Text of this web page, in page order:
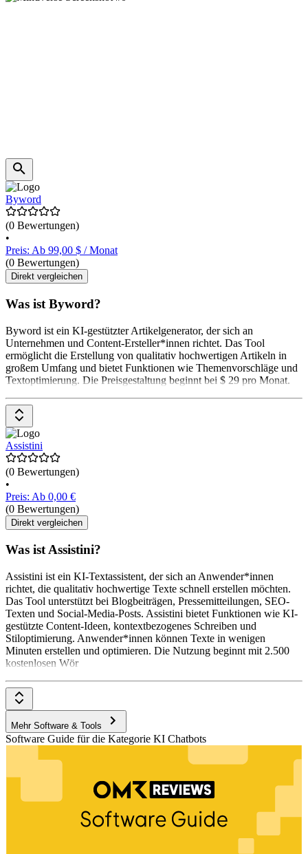
Byword
(0 Bewertungen)
•
Preis: Ab 99,00 $ / Monat
(0 Bewertungen)
Direkt vergleichen
Was ist Byword?
Byword ist ein KI-gestützter Artikelgenerator, der sich an
Unternehmen und Content-Ersteller*innen richtet. Das Tool
ermöglicht die Erstellung von qualitativ hochwertigen Artikeln in
großem Umfang und bietet Funktionen wie Themenvorschläge und
Textoptimierung. Die Preisgestaltung beginnt bei $ 29 pro Monat.
Assistini
(0 Bewertungen)
•
Preis: Ab 0,00 €
(0 Bewertungen)
Direkt vergleichen
Was ist Assistini?
Assistini ist ein KI-Textassistent, der sich an Anwender*innen
richtet, die qualitativ hochwertige Texte schnell erstellen möchten.
Das Tool unterstützt bei Blogbeiträgen, Pressemitteilungen, SEO-
Texten und Social-Media-Posts. Assistini bietet Funktionen wie KI-
gestützte Content-Ideen, kontextbezogenes Schreiben und
Stiloptimierung. Anwender*innen können Texte in wenigen
Minuten erstellen und optimieren. Die Nutzung beginnt mit 2.500
kostenlosen Wör
Mehr Software & Tools
Software Guide für die Kategorie KI Chatbots